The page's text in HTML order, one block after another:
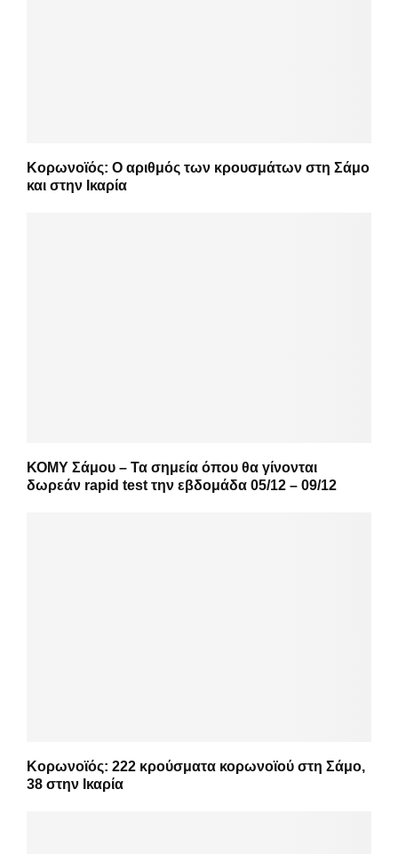
Κορωνοϊός: Ο αριθμός των κρουσμάτων στη Σάμο
και στην Ικαρία
ΚΟΜΥ Σάμου – Τα σημεία όπου θα γίνονται
δωρεάν rapid test την εβδομάδα 05/12 – 09/12
Κορωνοϊός: 222 κρούσματα κορωνοϊού στη Σάμο,
38 στην Ικαρία